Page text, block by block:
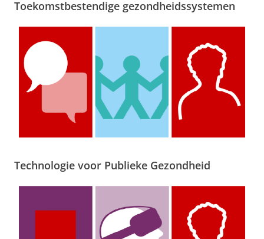
b
t
h
Toekomstbestendige gezondheidssystemen
Technologie voor Publieke Gezondheid